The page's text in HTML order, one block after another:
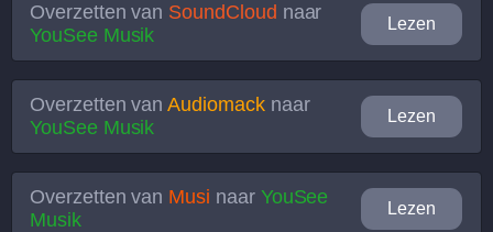
Overzetten van SoundCloud naar
YouSee Musik
Lezen
Overzetten vanAudiomacknaar
YouSee Musik
Lezen
Overzetten van Musi naar YouSee
Musik
Lezen